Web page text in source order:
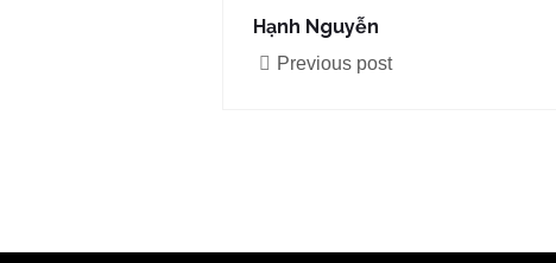
Hạnh Nguyễn
Previous post